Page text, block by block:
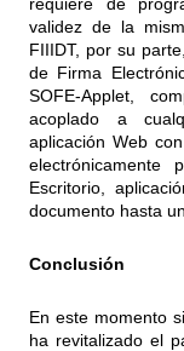
validez de la
FIIIDT, por su
de Firma
SOFE-Applet,
acoplado a
aplicación Web
Escritorio,
documento hasta
Conclusión
En este momento
ha revitalizado el